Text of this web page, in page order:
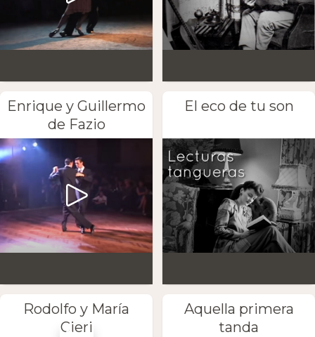
Enrique y Guillermo
de Fazio
El eco de tu son
Rodolfo y María
Cieri
Aquella primera
tanda